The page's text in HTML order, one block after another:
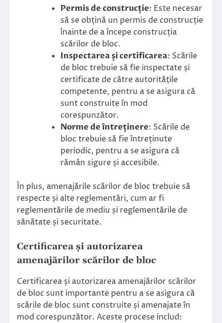
Permis de construcție: Este necesar
să se obțină un permis de construcție
înainte de a începe construcția
scărilor de bloc.
Inspectarea și certificarea: Scările
de bloc trebuie să fie inspectate și
certificate de către autoritățile
competente, pentru a se asigura că
sunt construite în mod
corespunzător.
Norme de întreținere: Scările de
bloc trebuie să fie întreținute
periodic, pentru a se asigura că
rămân sigure și accesibile.
În plus, amenajările scărilor de bloc trebuie să
respecte și alte reglementări, cum ar fi
reglementările de mediu și reglementările de
sănătate și securitate.
Certificarea și autorizarea
amenajărilor scărilor de bloc
Certificarea și autorizarea amenajărilor scărilor
de bloc sunt importante pentru a se asigura că
scările de bloc sunt construite și amenajate în
mod corespunzător. Aceste procese includ: